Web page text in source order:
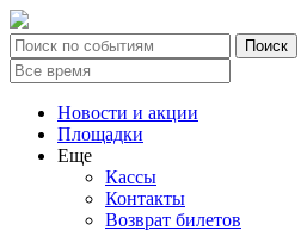
Новости и акции
Площадки
Еще
Кассы
Контакты
Возврат билетов